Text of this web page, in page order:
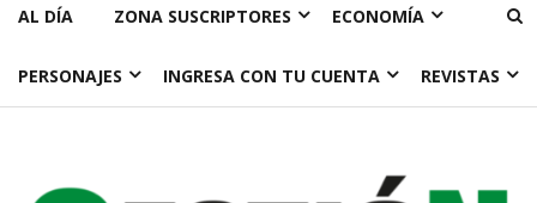
AL DÍA ZONA SUSCRIPTORES ECONOMÍA
PERSONAJES INGRESA CON TU CUENTA REVISTAS